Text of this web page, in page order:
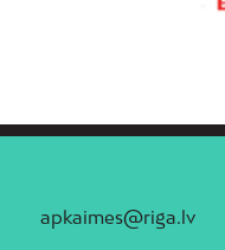
apkaimes@riga.lv